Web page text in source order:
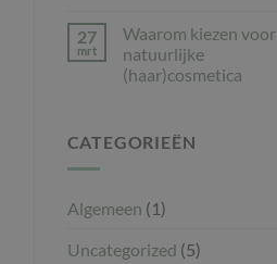
op
vertrouwen?
op
kan
ik
27
mrt
Waarom kiezen voor
natuurlijke
(haar)cosmetica
Waarom
kiezen
CATEGORIEËN
Algemeen (1)
Uncategorized (5)